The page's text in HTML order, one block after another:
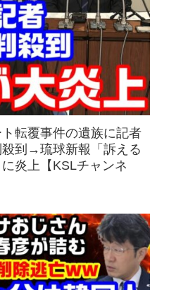
ト転覆事件の遺族に記者
到→琉球新報「訴える
炎上【KSLチャンネ